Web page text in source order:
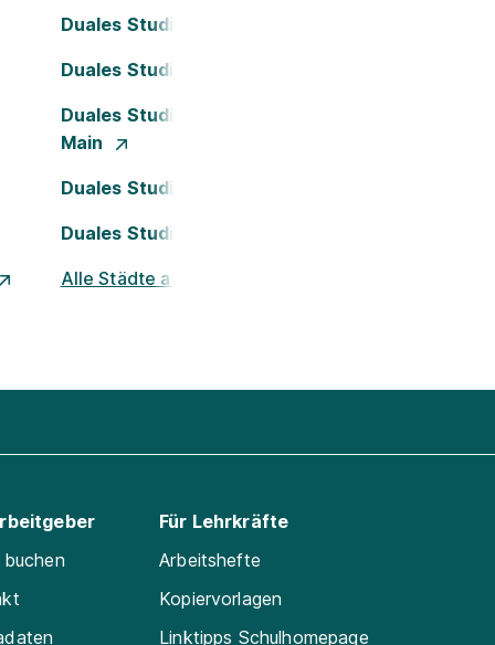
Duales Studium Bielefeld
Duales Studium Dortmund
Duales Studium Frankfurt am
Main
Duales Studium Köln
Duales Studium Nürnberg
Alle Städte ansehen
Für Lehrkräfte
Arbeitshefte
Kopiervorlagen
Linktipps Schulhomepage